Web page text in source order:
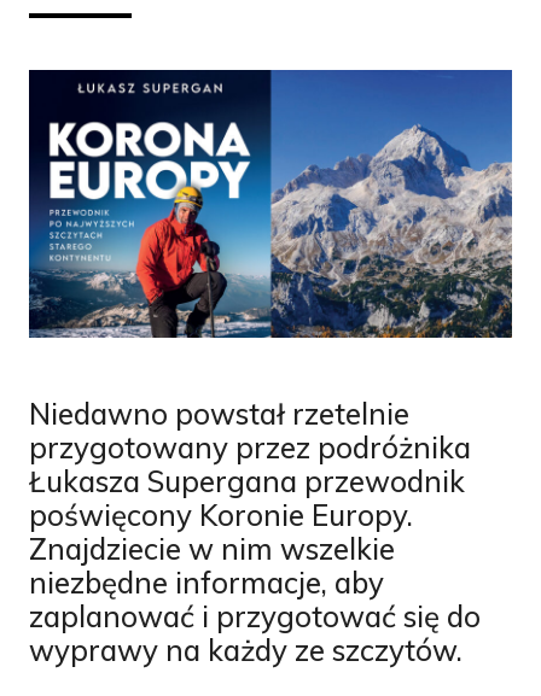
Niedawno powstał rzetelnie
przygotowany przez podróżnika
Łukasza Supergana przewodnik
poświęcony Koronie Europy.
Znajdziecie w nim wszelkie
niezbędne informacje, aby
zaplanować i przygotować się do
wyprawy na każdy ze szczytów.